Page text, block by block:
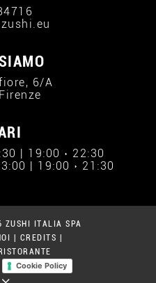
6/A
| 19:00 › 22:30
| 19:00 › 21:30
ZUSHI ITALIA SPA
CREDITS
Cookie Policy